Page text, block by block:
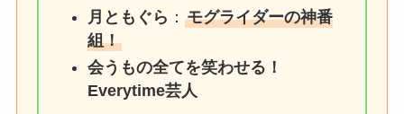
月ともぐら ：モグライダーの神番
組！
会うもの全てを笑わせる！
Everytime芸人